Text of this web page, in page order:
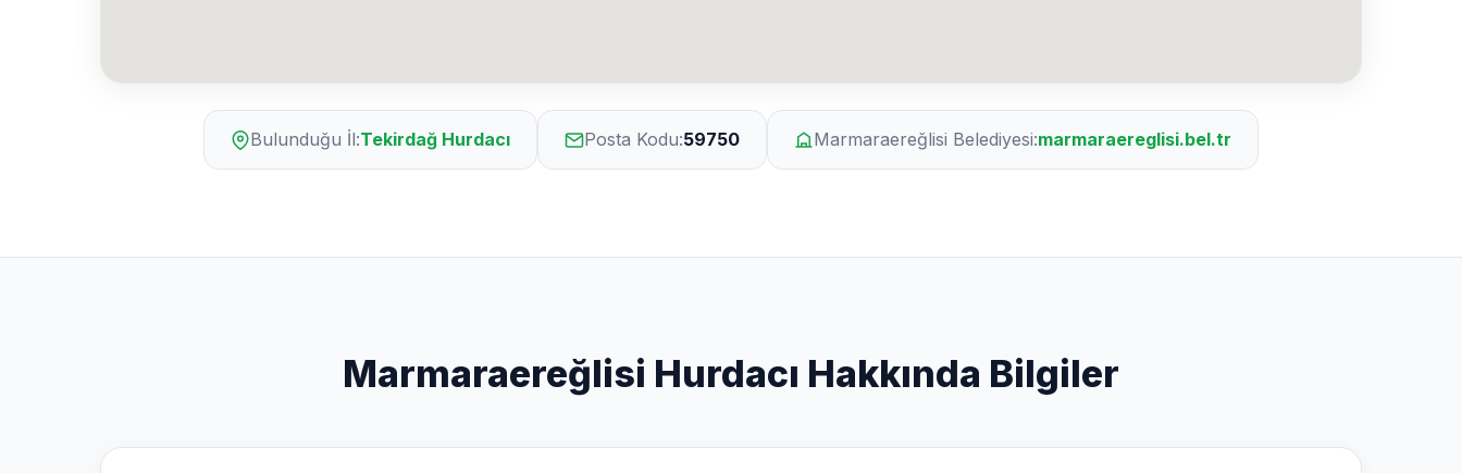
Bulunduğu İl:Tekirdağ Hurdacı Posta Kodu:59750 Marmaraereğlisi Belediyesi:marmaraereglisi.bel.tr
Marmaraereğlisi Hurdacı Hakkında Bilgiler